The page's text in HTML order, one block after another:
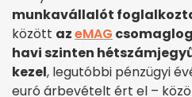
munkavállalót
között azeMAG
havi szinten
kezel, legutóbbi pénzügyi
euró árbevételt ért el –